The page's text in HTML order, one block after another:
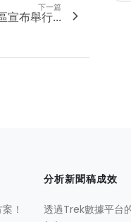
下一篇
宣布舉行...
！
分析新聞稿成效
透過Trek數據平台